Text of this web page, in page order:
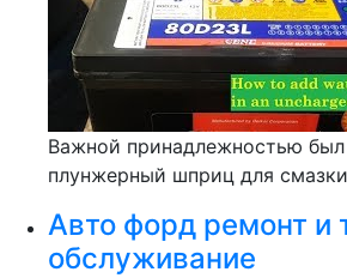
Важной принадлежностью
плунжерный шприц для
Авто форд ремонт и
обслуживание